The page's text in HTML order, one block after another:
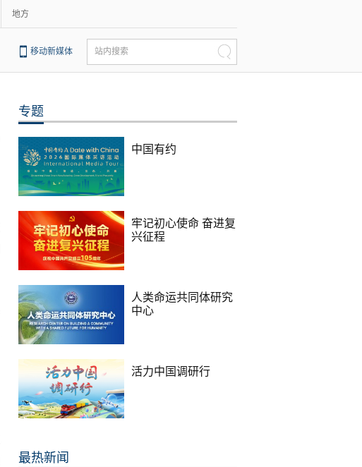
地方
移动新媒体 站内搜索
专题
中国有约
牢记初心使命 奋进复
兴征程
人类命运共同体研究
中心
活力中国调研行
最热新闻